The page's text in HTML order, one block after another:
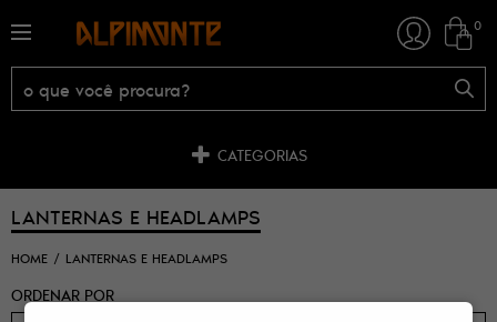
0
CATEGORIAS
LANTERNAS E HEADLAMPS
HOME LANTERNAS E HEADLAMPS
ORDENAR POR